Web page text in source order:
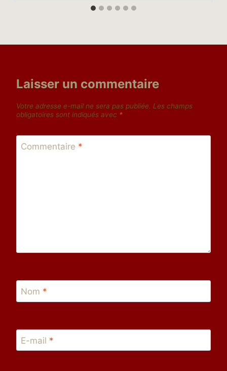
Laisser un commentaire
Votre adresse e-mail ne sera pas publiée. Les champs
obligatoires sont indiqués avec *
Commentaire *
Nom *
E-mail *